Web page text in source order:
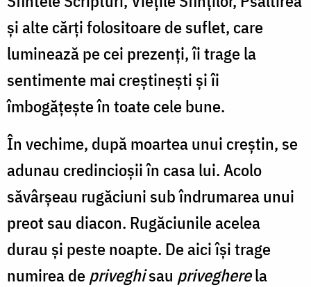
și alte cărți folositoare de suflet, care
luminează pe cei prezenți, îi trage la
sentimente mai creștinești și îi
îmbogățește în toate cele bune.
În vechime, după moartea unui creștin, se
adunau credincioșii în casa lui. Acolo
săvârșeau rugăciuni sub îndrumarea unui
preot sau diacon. Rugăciunile acelea
durau și peste noapte. De aici își trage
numirea depriveghisau privegherela